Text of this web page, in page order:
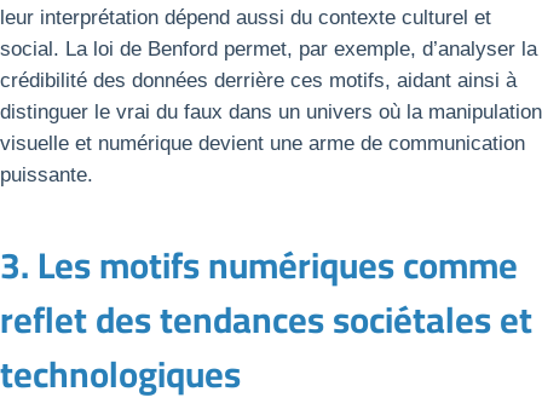
leur interprétation dépend aussi du contexte culturel et
social. La loi de Benford permet, par exemple, d’analyser la
crédibilité des données derrière ces motifs, aidant ainsi à
distinguer le vrai du faux dans un univers où la manipulation
visuelle et numérique devient une arme de communication
puissante.
3. Les motifs numériques comme
reflet des tendances sociétales et
technologiques